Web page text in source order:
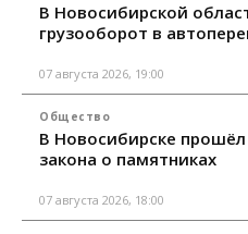
В Новосибирской
грузооборот в
07 августа 2026, 19:00
Общество
В Новосибирске
закона о памятниках
07 августа 2026, 18:00